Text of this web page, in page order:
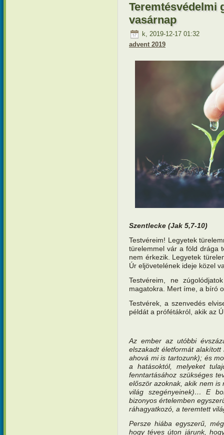
Teremtésvédelmi
vasárnap
k, 2019-12-17 01:32
advent 2019
Szentlecke (Jak 5,7-10)
Testvéreim! Legyetek
türelemmel vár a föld drága
nem érkezik. Legyetek
Úr eljövetelének ideje közel
Testvéreim, ne
magatokra. Mert íme, a bíró
Testvérek, a szenvedés
példát a prófétákról, akik az
Az ember az utóbbi
elszakadt életformát
ahová mi is tartozunk); és
a hatásoktól, melyeket
fenntartásához szükséges
először azoknak, akik nem is
világ szegényeinek)… E
bizonyos értelemben
ráhagyatkozó, a teremtett
Persze hiába egyszerű,
hogy téves úton járunk,